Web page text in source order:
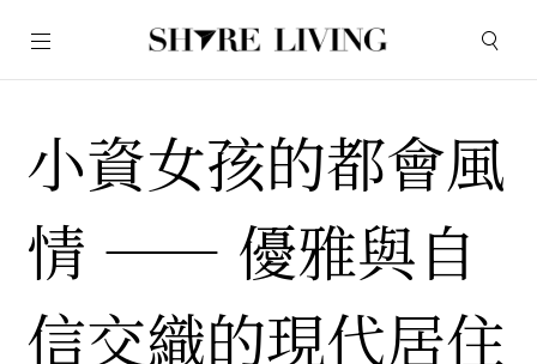
小資女孩的都會風
情 —— 優雅與自
信交織的現代居住